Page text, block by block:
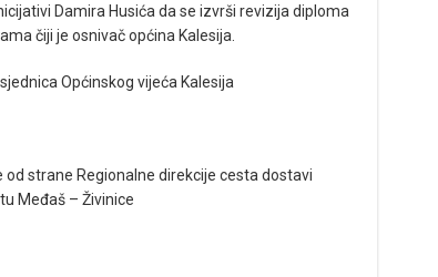
Damira Husića da se izvrši revizija diploma
čiji je osnivač općina Kalesija.
Općinskog vijeća Kalesija
od strane Regionalne direkcije cesta dostavi
Međaš – Živinice